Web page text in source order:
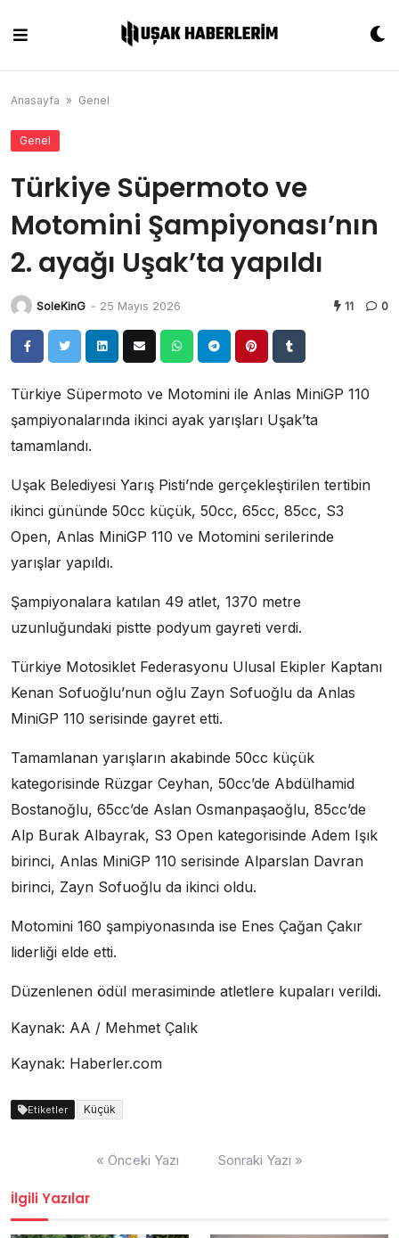
content
Anasayfa » Genel
Genel
Türkiye Süpermoto ve
Motomini Şampiyonası’nın
2. ayağı Uşak’ta yapıldı
SoleKinG - 25 Mayıs 2026 11 0
Türkiye Süpermoto ve Motomini ile Anlas MiniGP 110
şampiyonalarında ikinci ayak yarışları Uşak’ta
tamamlandı.
Uşak Belediyesi Yarış Pisti’nde gerçekleştirilen tertibin
ikinci gününde 50cc küçük, 50cc, 65cc, 85cc, S3
Open, Anlas MiniGP 110 ve Motomini serilerinde
yarışlar yapıldı.
Şampiyonalara katılan 49 atlet, 1370 metre
uzunluğundaki pistte podyum gayreti verdi.
Türkiye Motosiklet Federasyonu Ulusal Ekipler Kaptanı
Kenan Sofuoğlu’nun oğlu Zayn Sofuoğlu da Anlas
MiniGP 110 serisinde gayret etti.
Tamamlanan yarışların akabinde 50cc küçük
kategorisinde Rüzgar Ceyhan, 50cc’de Abdülhamid
Bostanoğlu, 65cc’de Aslan Osmanpaşaoğlu, 85cc’de
Alp Burak Albayrak, S3 Open kategorisinde Adem Işık
birinci, Anlas MiniGP 110 serisinde Alparslan Davran
birinci, Zayn Sofuoğlu da ikinci oldu.
Motomini 160 şampiyonasında ise Enes Çağan Çakır
liderliği elde etti.
Düzenlenen ödül merasiminde atletlere kupaları verildi.
Kaynak: AA / Mehmet Çalık
Kaynak: Haberler.com
Etiketler Küçük
« Önceki Yazı Sonraki Yazı »
İlgili Yazılar